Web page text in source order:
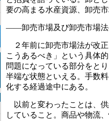
要の高まる水産資源、卸売
――卸売市場及び卸売市場法
２年前に卸売市場法が改
こうあるべき」という具体
問題になっている部分をと
半端な状態といえる。手数
化する経過途中にある。
以前と変わったことは、
していること。商品や物流